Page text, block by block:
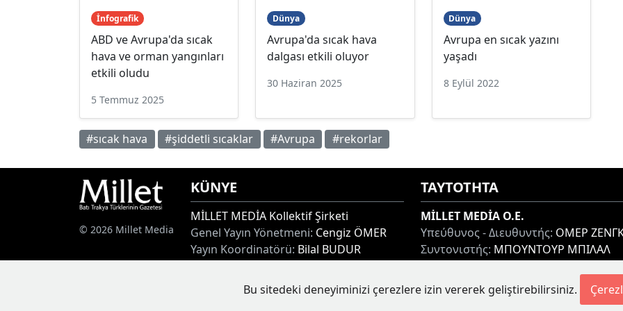
İnfografik
ABD ve Avrupa'da sıcak
hava ve orman yangınları
etkili oludu
5 Temmuz 2025
Dünya
Avrupa'da sıcak hava
dalgası etkili oluyor
30 Haziran 2025
Dünya
Avrupa en sıcak yazını
yaşadı
8 Eylül 2022
#sıcak hava #şiddetli sıcaklar #Avrupa #rekorlar
© 2026 Millet Media
KÜNYE
MİLLET MEDİA Kollektif Şirketi
Genel Yayın Yönetmeni: Cengiz ÖMER
Yayın Koordinatörü: Bilal BUDUR
+30 25410 77968
info@milletgazetesi.gr
ΤΑΥΤΟΤΗΤΑ
MİLLET MEDİA O.E.
Υπεύθυνος - Διευθυντής: ΟΜΕΡ
Συντονιστής: ΜΠΟΥΝΤΟΥΡ ΜΠΙΛΑΛ
Τηλ:
+30 25410 77968
Ηλ. Διεύθυνση:
info@milletgazetesi.gr
Bu sitedeki deneyiminizi çerezlere izin vererek geliştirebilirsiniz.